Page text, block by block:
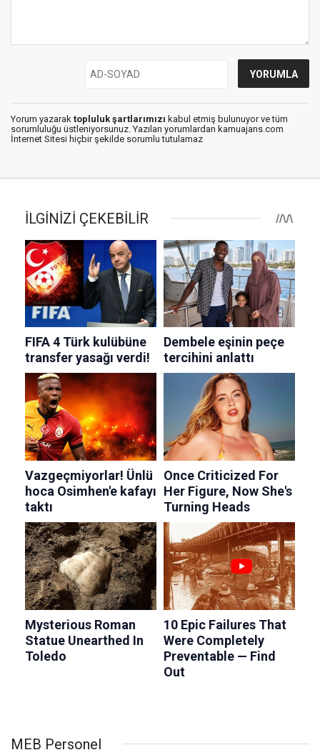
Yorum yazarak topluluk şartlarımızı kabul etmiş bulunuyor ve tüm
sorumluluğu üstleniyorsunuz. Yazılan yorumlardan kamuajans.com
İnternet Sitesi hiçbir şekilde sorumlu tutulamaz
MEB Personel